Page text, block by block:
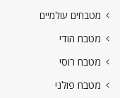
מטבחים עולמיים
מטבח הודי
מטבח רוסי
מטבח פולני